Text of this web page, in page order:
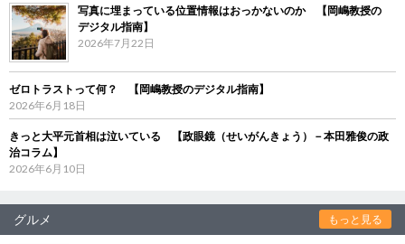
写真に埋まっている位置情報はおっかないのか 【岡嶋教授の
デジタル指南】
2026年7月22日
ゼロトラストって何？ 【岡嶋教授のデジタル指南】
2026年6月18日
きっと大平元首相は泣いている 【政眼鏡（せいがんきょう）－本田雅俊の政
治コラム】
2026年6月10日
グルメ もっと見る